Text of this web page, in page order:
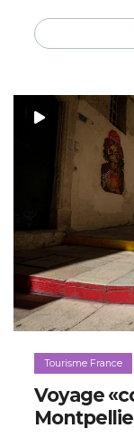
jeux...
Tourisme France
Voyage